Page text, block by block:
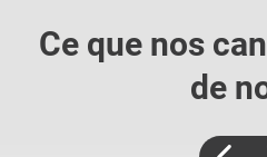
Ce que nos
de